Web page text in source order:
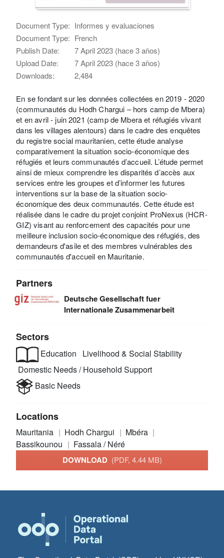
Document Type: Informes y evaluaciones
Document Type: French
Publish Date:
7 April 2023 (hace 3 años)
Upload Date:
7 April 2023 (hace 3 años)
Downloads:
2,484
En se fondant sur les données collectées en 2019 - 2020
(communautés du Hodh Chargui – hors camp de Mbera)
et en avril - juin 2021 (camp de Mbera et réfugiés vivant
dans les villages alentours) dans le cadre des enquêtes
du registre social mauritanien, cette étude analyse
comparativement la situation socio-économique des
réfugiés et leurs communautés d’accueil. L’étude permet
ainsi de mieux comprendre les disparités d’accès aux
services entre les groupes et d’informer les futures
interventions sur la base de la situation socio-
économique des deux communautés. Cette étude est
réalisée dans le cadre du projet conjoint ProNexus (HCR-
GIZ) visant au renforcement des capacités pour une
meilleure inclusion socio-économique des réfugiés, des
demandeurs d'asile et des membres vulnérables des
communautés d'accueil en Mauritanie.
Partners
Deutsche Gesellschaft fuer
Internationale Zusammenarbeit
Sectors
Education
Livelihood & Social Stability
Domestic Needs / Household Support
Basic Needs
Locations
Mauritania Hodh Chargui
Mbéra
Bassikounou
Fassala / Néré
DOWNLOAD (PDF, 4.44 MB)